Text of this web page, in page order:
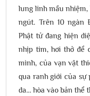
lung linh mầu
ngút. Trên 10 ngàn
Phật tử đang hiện
nhịp tim, hơi thở để
mình, của vạn vật
qua ranh giới của sự
da… hòa vào bản thể